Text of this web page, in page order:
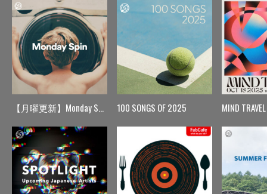
【月曜更新】Monday Spin 100 SONGS OF 2025 MIND TRAVEL